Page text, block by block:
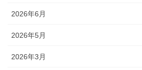
2026年6月
2026年5月
2026年3月